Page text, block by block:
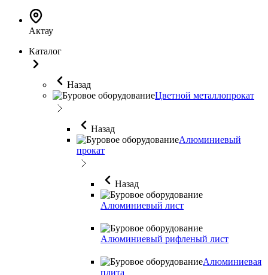
Актау
Каталог
Назад
Цветной металлопрокат
Назад
Алюминиевый
прокат
Назад
Алюминиевый лист
Алюминиевый рифленый лист
Алюминиевая
плита